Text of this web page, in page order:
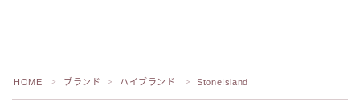
HOME ＞ ブランド ＞ ハイブランド ＞ StoneIsland